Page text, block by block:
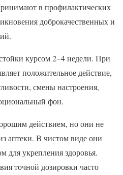
в профилактических
доброкачественных и
курсом 2−4 недели. При
положительное действие,
смены настроения,
фон.
действием, но они не
аптеки. В чистом виде они
для укрепления здоровья.
точной дозировки часто